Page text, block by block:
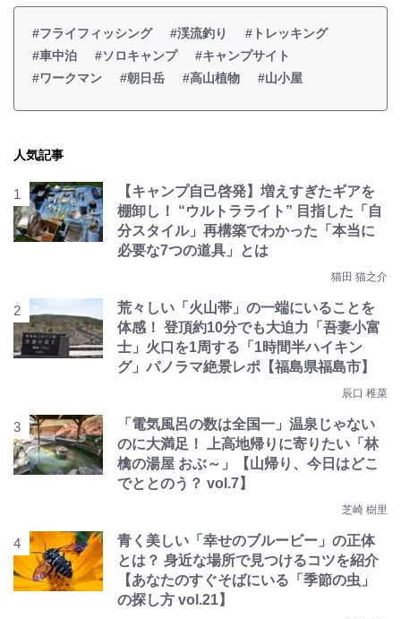
#フライフィッシング #渓流釣り
#トレッキング
#車中泊
#ソロキャンプ
#キャンプサイト
#ワークマン
#朝日岳 #高山植物 #山小屋
人気記事
【キャンプ自己啓発】増えすぎたギアを
棚卸し！ “ウルトラライト” 目指した「自
分スタイル」再構築でわかった「本当に
必要な7つの道具」とは
猫田 猫之介
荒々しい「火山帯」の一端にいることを
体感！ 登頂約10分でも大迫力「吾妻小富
士」火口を1周する「1時間半ハイキン
グ」パノラマ絶景レポ【福島県福島市】
辰口 稚菜
「電気風呂の数は全国一」温泉じゃない
のに大満足！ 上高地帰りに寄りたい「林
檎の湯屋 おぶ～」【山帰り、今日はどこ
でととのう？ vol.7】
芝崎 樹里
青く美しい「幸せのブルービー」の正体
とは？ 身近な場所で見つけるコツを紹介
【あなたのすぐそばにいる「季節の虫」
の探し方 vol.21】